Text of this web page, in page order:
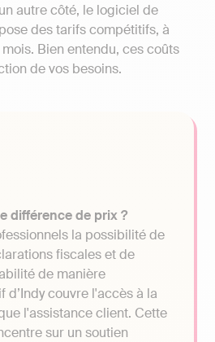
autre côté, le logiciel de
des tarifs compétitifs, à
Bien entendu, ces coûts
de vos besoins.
différence de prix ?
la possibilité de
fiscales et de
de manière
d’Indy couvre l'accès à la
l'assistance client. Cette
sur un soutien